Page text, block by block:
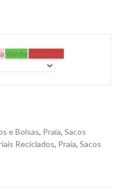
VerdeVermelho
e Bolsas, Praia, Sacos
Reciclados, Praia, Sacos